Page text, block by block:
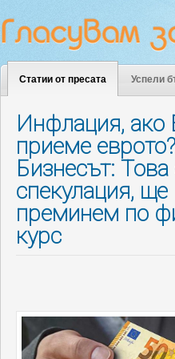
Статии от пресата Успели
Инфлация, ако
приеме еврото?
Бизнесът: Това
спекулация, ще
преминем по
курс